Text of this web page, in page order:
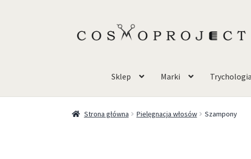
Sklep Marki Trychologia
Strona główna Pielęgnacja włosów Szampony